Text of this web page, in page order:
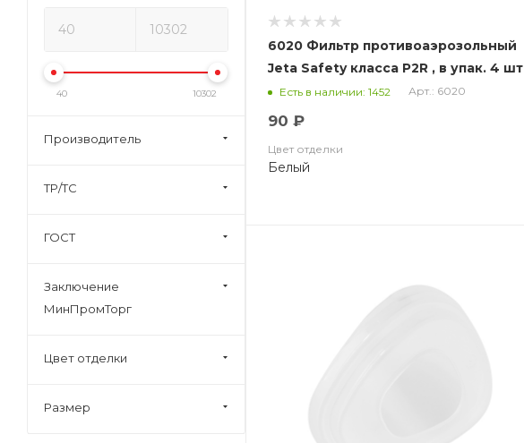
6020 Фильтр противоаэрозольный
Jeta Safety класса Р2R , в упак. 4 шт
Есть в наличии: 1452 Арт.: 6020
90 ₽
Цвет отделки
Белый
40 10302
Производитель
ТР/ТС
ГОСТ
Заключение
МинПромТорг
Цвет отделки
Размер